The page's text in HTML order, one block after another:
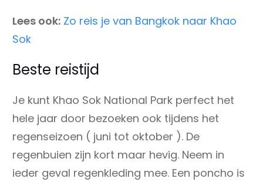
Lees ook: Zo reis je van Bangkok naar Khao
Sok
Beste reistijd
Je kunt Khao Sok National Park perfect het
hele jaar door bezoeken ook tijdens het
regenseizoen ( juni tot oktober ). De
regenbuien zijn kort maar hevig. Neem in
ieder geval regenkleding mee. Een poncho is